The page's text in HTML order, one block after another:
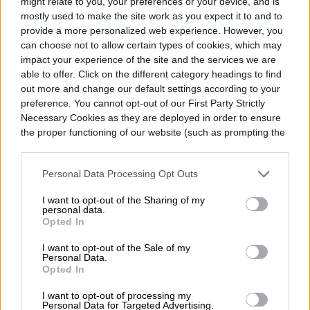
mostly used to make the site work as you expect it to and to
provide a more personalized web experience. However, you
can choose not to allow certain types of cookies, which may
impact your experience of the site and the services we are
able to offer. Click on the different category headings to find
out more and change our default settings according to your
preference. You cannot opt-out of our First Party Strictly
Necessary Cookies as they are deployed in order to ensure
the proper functioning of our website (such as prompting the
Personal Data Processing Opt Outs
I want to opt-out of the Sharing of my
personal data.
Opted In
I want to opt-out of the Sale of my
Personal Data.
Opted In
I want to opt-out of processing my
Personal Data for Targeted Advertising.
ChatGPT puede ser un asistente para
investigar, redactar, planificar un viaje,
estudiar, generar ideas o resolver dudas
cotidianas. El problema aparece cuando